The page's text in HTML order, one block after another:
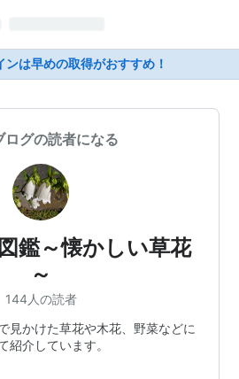
ンは早めの取得がおすすめ！
ログの読者になる
鑑～懐かしい草花
～
144人の読者
見かけた草花や木花、野菜などに
紹介しています。